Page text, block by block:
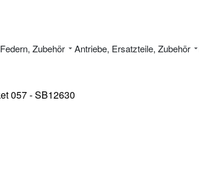
Federn, Zubehör Antriebe, Ersatzteile, Zubehör